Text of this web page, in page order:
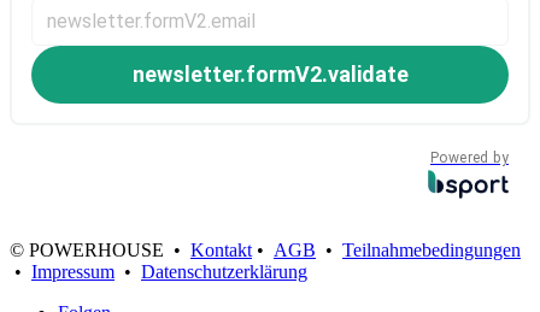
newsletter.formV2.validate
Powered by
© POWERHOUSE • Kontakt • AGB • Teilnahmebedingungen
• Impressum • Datenschutzerklärung